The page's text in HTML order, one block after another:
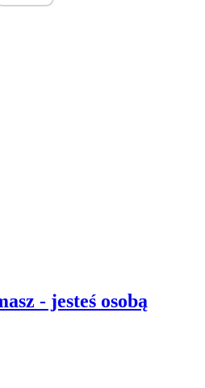
- jesteś osobą